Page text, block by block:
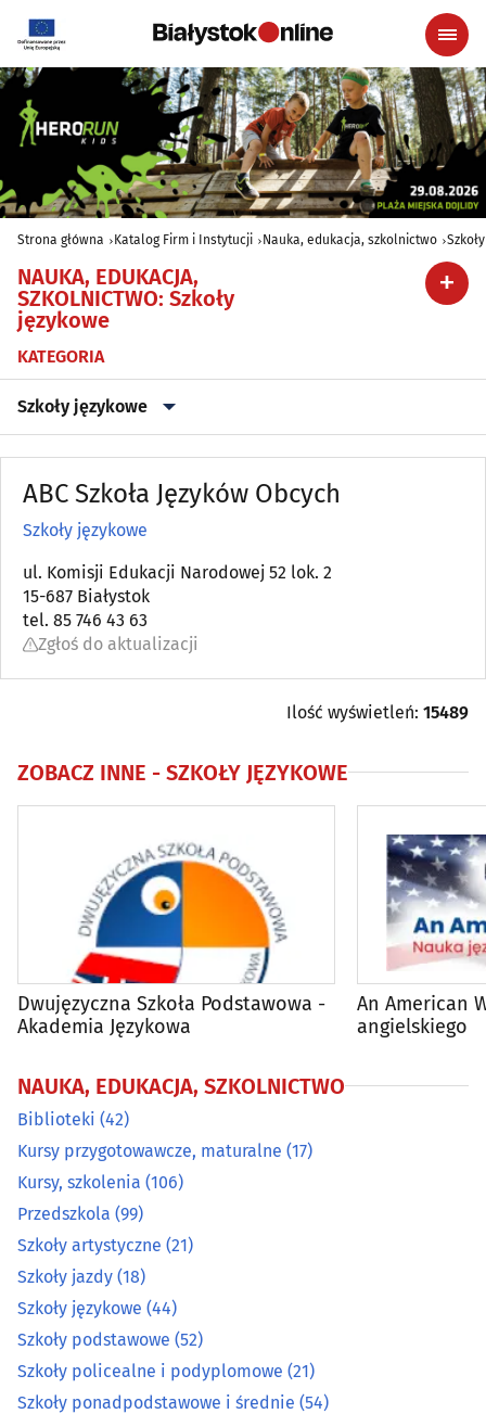
Strona główna Katalog Firm i Instytucji Nauka, edukacja, szkolnictwo
NAUKA, EDUKACJA,
SZKOLNICTWO: Szkoły
językowe
KATEGORIA
Szkoły językowe
Biblioteki(42)
Kursy, szkolenia(106)
Przedszkola(99)
Szkoły artystyczne(21)
Szkoły podstawowe(52)
Szkoły policealne i podyplomowe
Szkoły ponadpodstawowe i średnie
Szkoły tańca(11)
Żłobki(24)
ABC Szkoła Języków Obcych
Szkoły językowe
ul. Komisji Edukacji Narodowej 52 lok. 2
15-687 Białystok
tel. 85 746 43 63
Zgłoś do aktualizacji
Ilość wyświetleń: 15489
ZOBACZ INNE - SZKOŁY JĘZYKOWE
Dwujęzyczna Szkoła Podstawowa -
Akademia Językowa
An American
angielskiego
NAUKA, EDUKACJA, SZKOLNICTWO
Biblioteki (42)
Kursy przygotowawcze, maturalne (17)
Kursy, szkolenia (106)
Przedszkola (99)
Szkoły artystyczne (21)
Szkoły jazdy (18)
Szkoły językowe (44)
Szkoły podstawowe (52)
Szkoły policealne i podyplomowe (21)
Szkoły ponadpodstawowe i średnie (54)